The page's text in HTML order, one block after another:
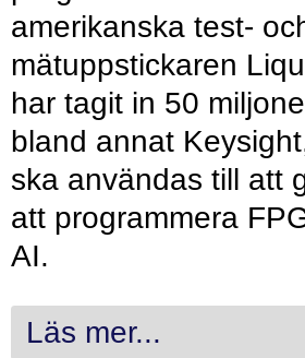
amerikanska test-
mätuppstickaren
har tagit in 50
bland annat
ska användas till att
att programmera
AI.
Läs mer...